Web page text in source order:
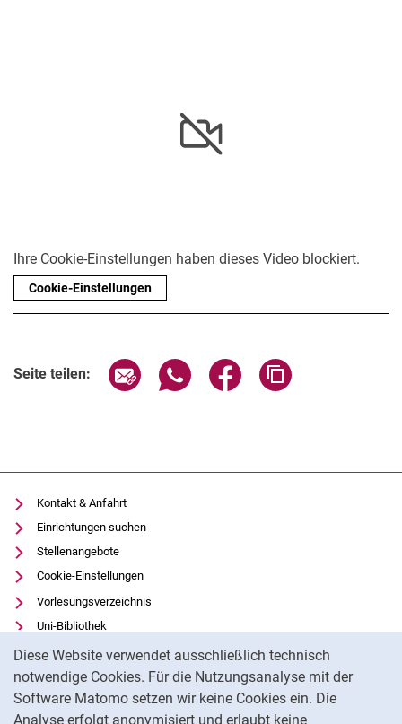
Diese Website verwendet ausschließlich technisch
notwendige Cookies. Für die Nutzungsanalyse mit der
Software Matomo setzen wir keine Cookies ein. Die
Analyse erfolgt anonymisiert und erlaubt keine
Ihre Cookie-Einstellungen haben dieses Video blockiert.
Cookie-Einstellungen
Seite teilen: Seite über E-Mail teilen
Seite über WhatsApp teilen
Seite über Facebook
Kontakt & Anfahrt
Einrichtungen suchen
Stellenangebote
Cookie-Einstellungen
Vorlesungsverzeichnis
Uni-Bibliothek
Moodle
Panopto
Datenschutz